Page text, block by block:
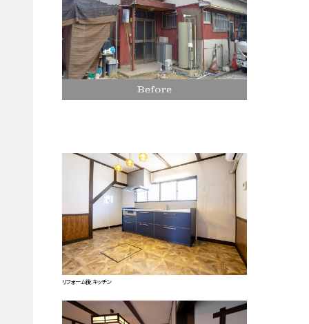
リフォーム後:キッチン